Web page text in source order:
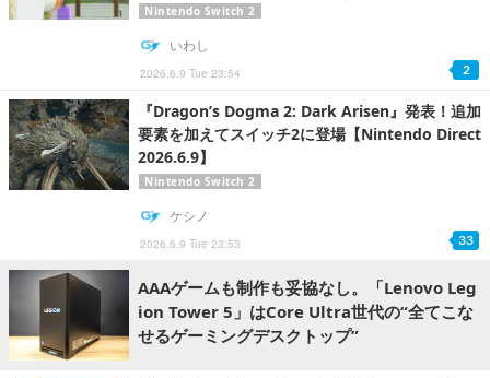
Nintendo Switch 2
2026.6.9 Tue 23:54
いわし
2
『Dragon’s Dogma 2: Dark Arisen』発表！追加
要素を加えてスイッチ2に登場【Nintendo Direct
2026.6.9】
Nintendo Switch 2
2026.6.9 Tue 23:53
ケシノ
33
AAAゲームも制作も妥協なし。「Lenovo Leg
ion Tower 5」はCore Ultra世代の“全てこな
せるゲーミングデスクトップ”